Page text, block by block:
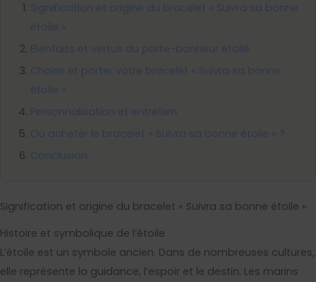
Signification et origine du bracelet « Suivra sa bonne
étoile »
Bienfaits et vertus du porte-bonheur étoilé
Choisir et porter votre bracelet « Suivra sa bonne
étoile »
Personnalisation et entretien
Où acheter le bracelet « Suivra sa bonne étoile » ?
Conclusion
Signification et origine du bracelet « Suivra sa bonne étoile »
Histoire et symbolique de l’étoile
L’étoile est un symbole ancien. Dans de nombreuses cultures,
elle représente la guidance, l’espoir et le destin. Les marins